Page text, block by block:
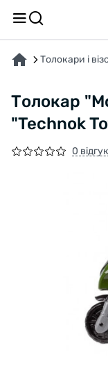
Толокари і
Толокар
"Technok
0
ПРО ТОВАР